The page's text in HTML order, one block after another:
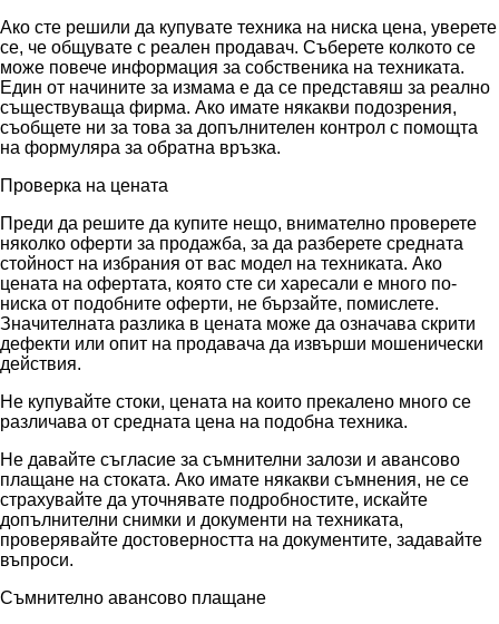
Ако сте решили да купувате техника на ниска цена, уверете
се, че общувате с реален продавач. Съберете колкото се
може повече информация за собственика на техниката.
Един от начините за измама е да се представяш за реално
съществуваща фирма. Ако имате някакви подозрения,
съобщете ни за това за допълнителен контрол с помощта
на формуляра за обратна връзка.
Проверка на цената
Преди да решите да купите нещо, внимателно проверете
няколко оферти за продажба, за да разберете средната
стойност на избрания от вас модел на техниката. Ако
цената на офертата, която сте си харесали е много по-
ниска от подобните оферти, не бързайте, помислете.
Значителната разлика в цената може да означава скрити
дефекти или опит на продавача да извърши мошенически
действия.
Не купувайте стоки, цената на които прекалено много се
различава от средната цена на подобна техника.
Не давайте съгласие за съмнителни залози и авансово
плащане на стоката. Ако имате някакви съмнения, не се
страхувайте да уточнявате подробностите, искайте
допълнителни снимки и документи на техниката,
проверявайте достоверността на документите, задавайте
въпроси.
Съмнително авансово плащане